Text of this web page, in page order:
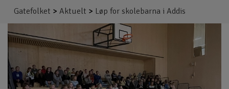
Gatefolket > Aktuelt > Løp for skolebarna i Addis